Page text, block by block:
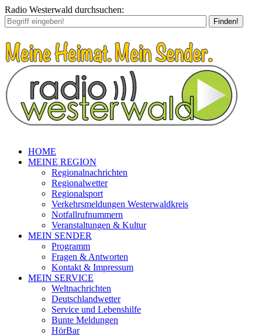
Radio Westerwald durchsuchen:
Finden!
HOME
MEINE REGION
Regionalnachrichten
Regionalwetter
Regionalsport
Verkehrsmeldungen Westerwaldkreis
Notfallrufnummern
Veranstaltungen & Kultur
MEIN SENDER
Programm
Fragen & Antworten
Kontakt & Impressum
MEIN SERVICE
Weltnachrichten
Deutschlandwetter
Service und Lebenshilfe
Bunte Meldungen
HörBar